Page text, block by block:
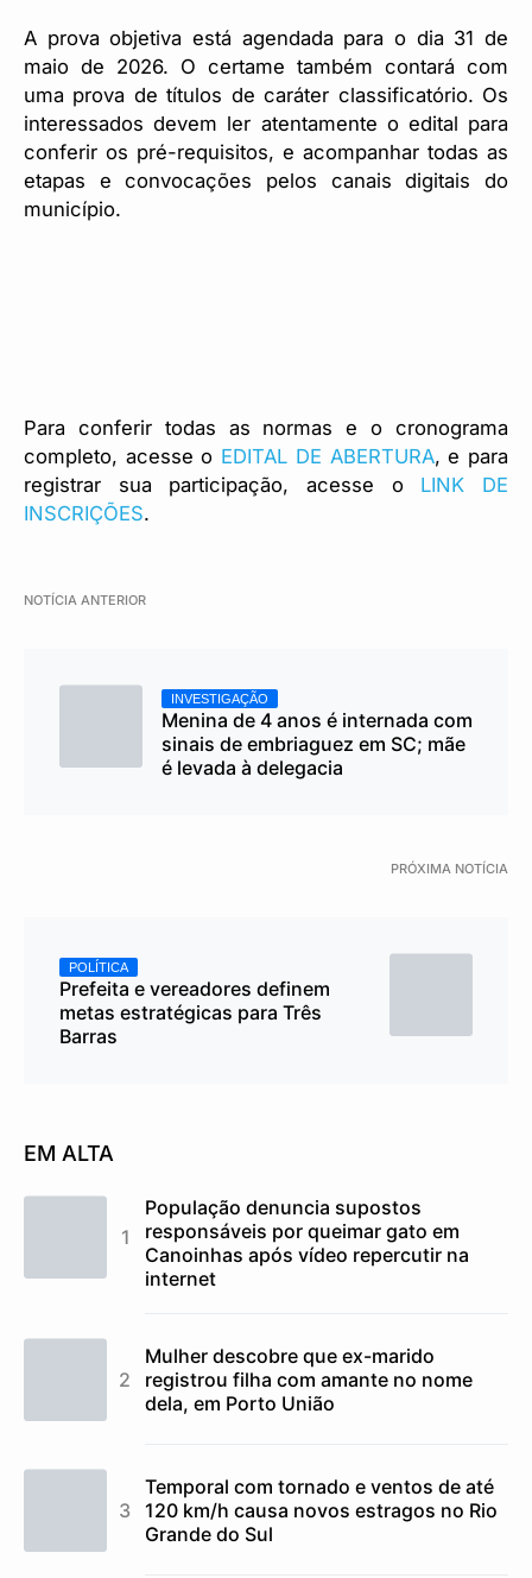
A prova objetiva está agendada para o dia 31 de
maio de 2026. O certame também contará com
uma prova de títulos de caráter classificatório. Os
interessados devem ler atentamente o edital para
conferir os pré-requisitos, e acompanhar todas as
etapas e convocações pelos canais digitais do
município.
Para conferir todas as normas e o cronograma
completo, acesse o EDITAL DE ABERTURA, e para
registrar sua participação, acesse o LINK DE
INSCRIÇÕES.
NOTÍCIA ANTERIOR
INVESTIGAÇÃO
Menina de 4 anos é internada com
sinais de embriaguez em SC; mãe
é levada à delegacia
PRÓXIMA NOTÍCIA
POLÍTICA
Prefeita e vereadores definem
metas estratégicas para Três
Barras
EM ALTA
População denuncia supostos
responsáveis por queimar gato em
Canoinhas após vídeo repercutir na
internet
Mulher descobre que ex-marido
registrou filha com amante no nome
dela, em Porto União
Temporal com tornado e ventos de até
120 km/h causa novos estragos no Rio
Grande do Sul